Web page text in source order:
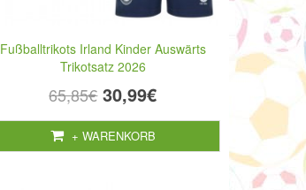
Fußballtrikots Irland Kinder Auswärts
Trikotsatz 2026
65,85€ 30,99€
+ WARENKORB